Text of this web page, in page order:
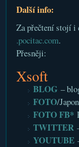
Další info:
Za přečtení stojí i
.pocitac.com.
Přesněji:
Xsoft
BLOG–
FOTO/
FOTO FB*
TWITTER
YOUTUBE